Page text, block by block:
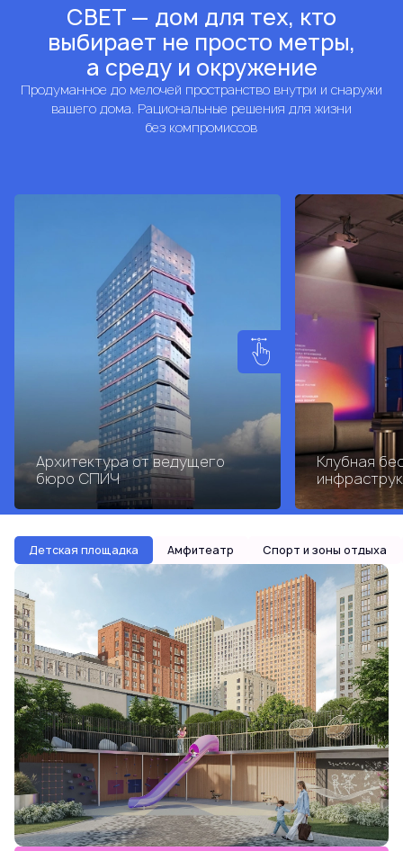
СВЕТ — дом для тех, кто
выбирает не просто метры,
а среду и окружение
Продуманное до мелочей пространство внутри и снаружи
вашего дома. Рациональные решения для жизни
без компромиссов
Архитектура от ведущего
бюро СПИЧ
Клубная
Детская площадка Амфитеатр Спорт и зоны отдыха